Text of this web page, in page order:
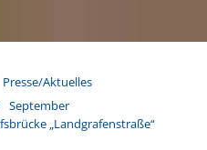
Presse/Aktuelles
September
„Landgrafenstraße“